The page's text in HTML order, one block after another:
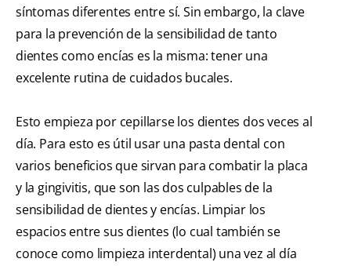
síntomas diferentes entre sí. Sin embargo, la clave
para la prevención de la sensibilidad de tanto
dientes como encías es la misma: tener una
excelente rutina de cuidados bucales.
Esto empieza por cepillarse los dientes dos veces al
día. Para esto es útil usar una pasta dental con
varios beneficios que sirvan para combatir la placa
y la gingivitis, que son las dos culpables de la
sensibilidad de dientes y encías. Limpiar los
espacios entre sus dientes (lo cual también se
conoce como limpieza interdental) una vez al día